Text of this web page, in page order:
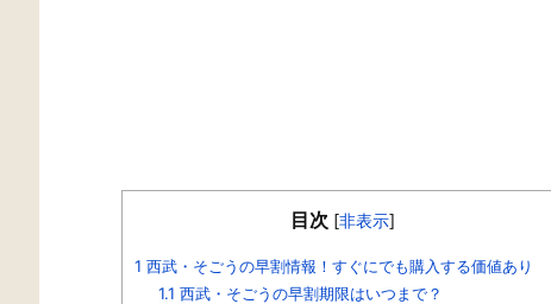
目次 [非表示]
1 西武・そごうの早割情報！すぐにでも購入する価値あり
1.1 西武・そごうの早割期限はいつまで？